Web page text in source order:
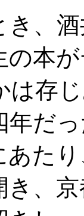
、
の本
は存
年だ
あた
き、